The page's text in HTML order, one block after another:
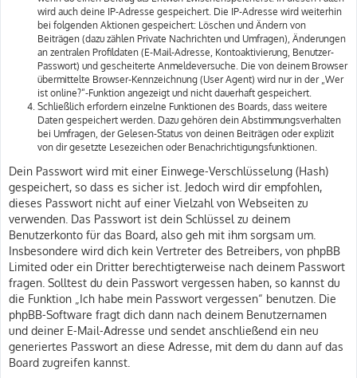
wird auch deine IP-Adresse gespeichert. Die IP-Adresse wird weiterhin
bei folgenden Aktionen gespeichert: Löschen und Ändern von
Beiträgen (dazu zählen Private Nachrichten und Umfragen), Änderungen
an zentralen Profildaten (E-Mail-Adresse, Kontoaktivierung, Benutzer-
Passwort) und gescheiterte Anmeldeversuche. Die von deinem Browser
übermittelte Browser-Kennzeichnung (User Agent) wird nur in der „Wer
ist online?“-Funktion angezeigt und nicht dauerhaft gespeichert.
Schließlich erfordern einzelne Funktionen des Boards, dass weitere
Daten gespeichert werden. Dazu gehören dein Abstimmungsverhalten
bei Umfragen, der Gelesen-Status von deinen Beiträgen oder explizit
von dir gesetzte Lesezeichen oder Benachrichtigungsfunktionen.
Dein Passwort wird mit einer Einwege-Verschlüsselung (Hash)
gespeichert, so dass es sicher ist. Jedoch wird dir empfohlen,
dieses Passwort nicht auf einer Vielzahl von Webseiten zu
verwenden. Das Passwort ist dein Schlüssel zu deinem
Benutzerkonto für das Board, also geh mit ihm sorgsam um.
Insbesondere wird dich kein Vertreter des Betreibers, von phpBB
Limited oder ein Dritter berechtigterweise nach deinem Passwort
fragen. Solltest du dein Passwort vergessen haben, so kannst du
die Funktion „Ich habe mein Passwort vergessen“ benutzen. Die
phpBB-Software fragt dich dann nach deinem Benutzernamen
und deiner E-Mail-Adresse und sendet anschließend ein neu
generiertes Passwort an diese Adresse, mit dem du dann auf das
Board zugreifen kannst.